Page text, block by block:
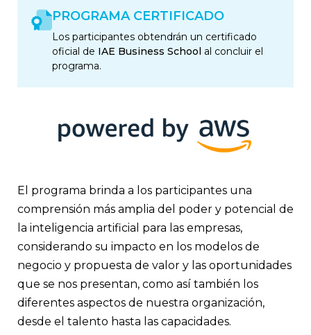
PROGRAMA CERTIFICADO
Los participantes obtendrán un certificado
oficial de IAE Business School al concluir el
programa.
El programa brinda a los participantes una
comprensión más amplia del poder y potencial de
la inteligencia artificial para las empresas,
considerando su impacto en los modelos de
negocio y propuesta de valor y las oportunidades
que se nos presentan, como así también los
diferentes aspectos de nuestra organización,
desde el talento hasta las capacidades.